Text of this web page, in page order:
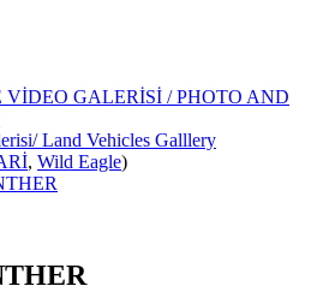
VİDEO GALERİSİ / PHOTO AND
Land Vehicles Galllery
, Wild Eagle)